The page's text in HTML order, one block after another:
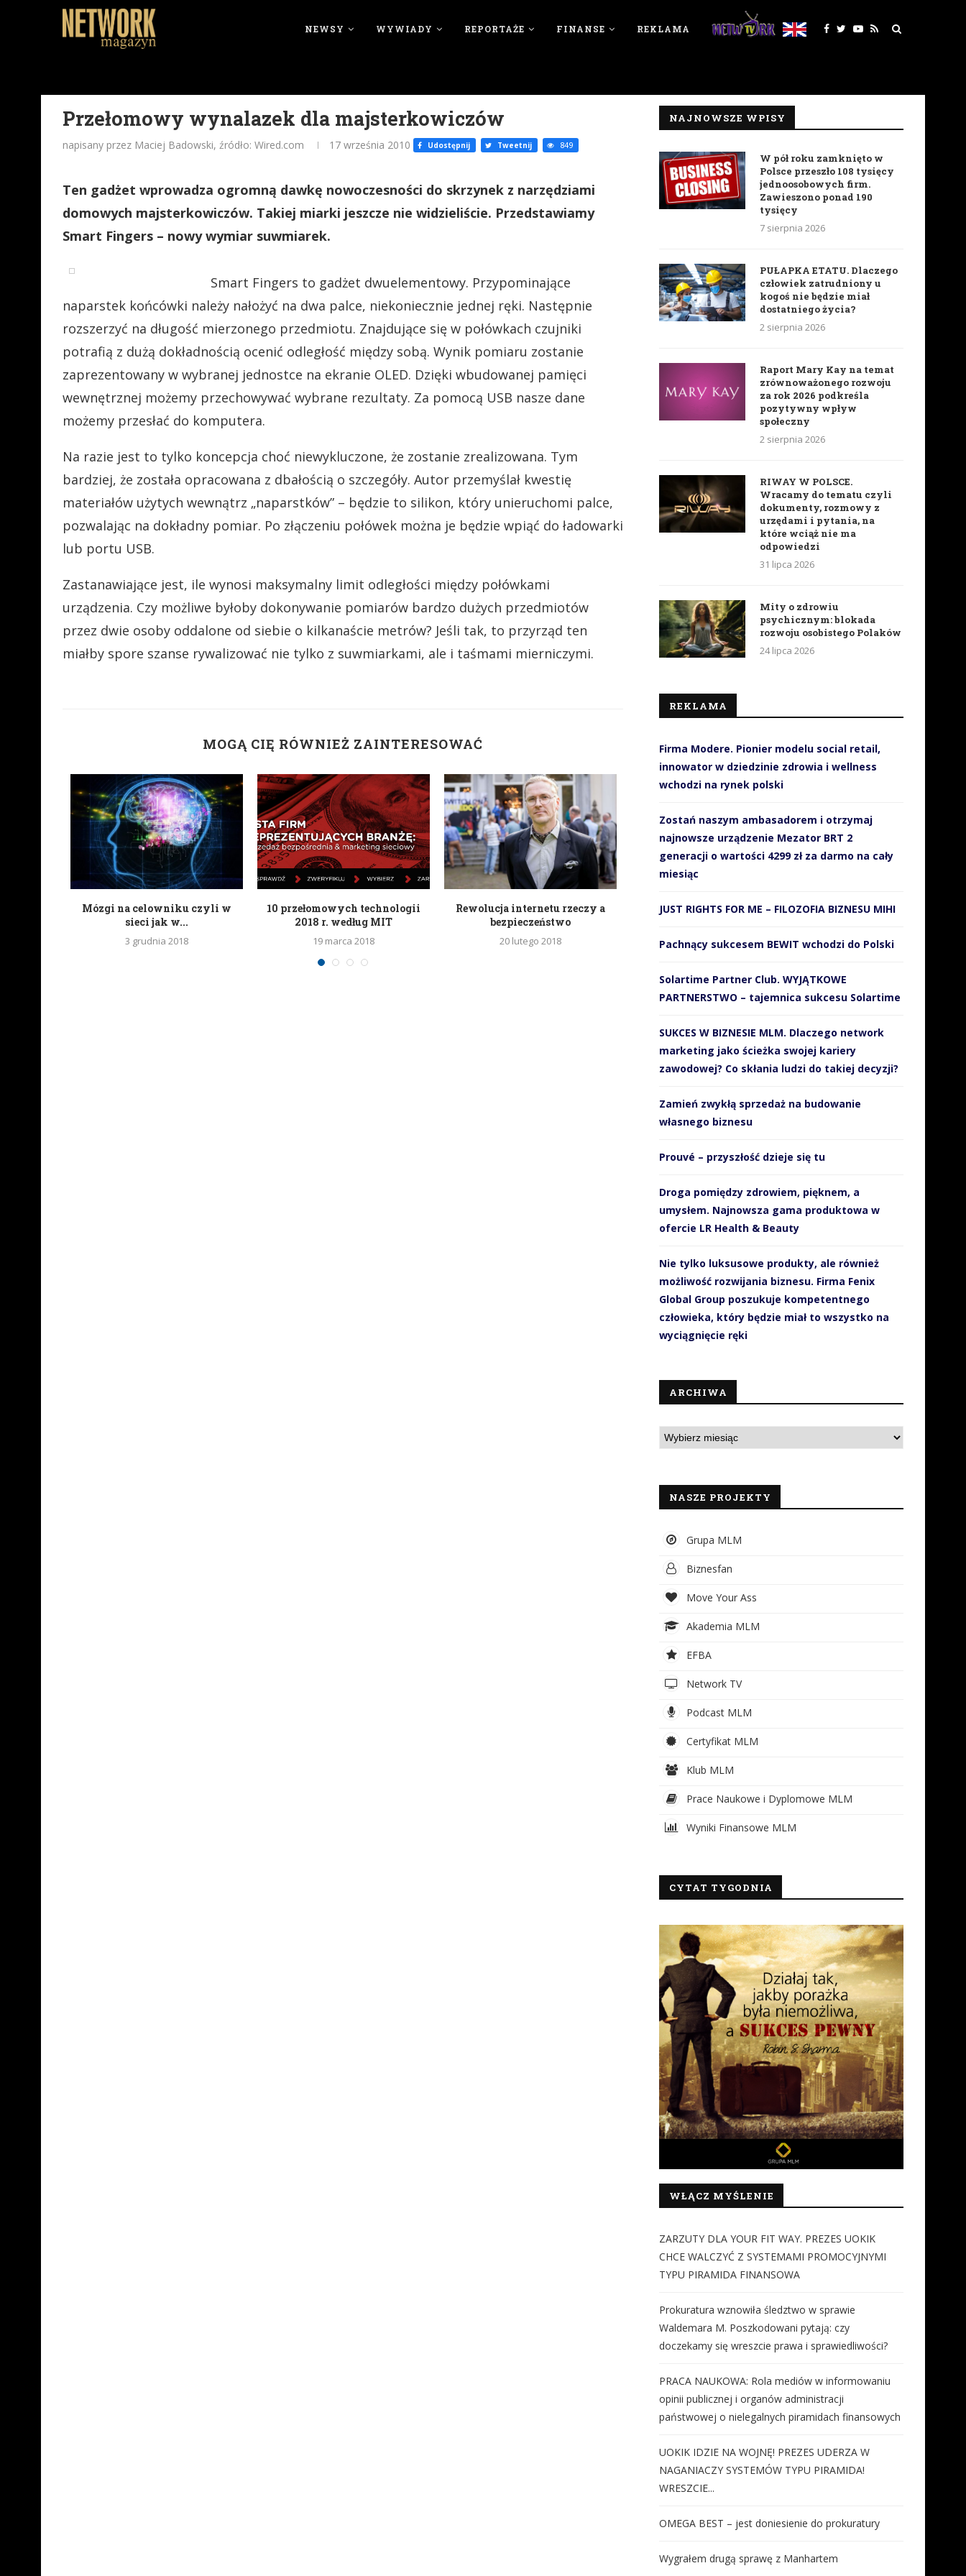
NEWSY WYWIADY REPORTAŻE FINANSE REKLAMA
Przełomowy wynalazek dla majsterkowiczów
napisany przez Maciej Badowski, źródło: Wired.com 17 września 2010 Udostępnij Tweetnij 849
Ten gadżet wprowadza ogromną dawkę nowoczesności do skrzynek z narzędziami
domowych majsterkowiczów. Takiej miarki jeszcze nie widzieliście. Przedstawiamy
Smart Fingers – nowy wymiar suwmiarek.
Smart Fingers to gadżet dwuelementowy. Przypominające
naparstek końcówki należy nałożyć na dwa palce, niekoniecznie jednej ręki. Następnie
rozszerzyć na długość mierzonego przedmiotu. Znajdujące się w połówkach czujniki
potrafią z dużą dokładnością ocenić odległość między sobą. Wynik pomiaru zostanie
zaprezentowany w wybranej jednostce na ekranie OLED. Dzięki wbudowanej pamięci
wewnętrznej możemy przechowywać wybrane rezultaty. Za pomocą USB nasze dane
możemy przesłać do komputera.
Na razie jest to tylko koncepcja choć niewykluczone, że zostanie zrealizowana. Tym
bardziej, że została opracowana z dbałością o szczegóły. Autor przemyślał kwestię
materiałów użytych wewnątrz „naparstków” – będzie to silikon, który unieruchomi palce,
pozwalając na dokładny pomiar. Po złączeniu połówek można je będzie wpiąć do ładowarki
lub portu USB.
Zastanawiające jest, ile wynosi maksymalny limit odległości między połówkami
urządzenia. Czy możliwe byłoby dokonywanie pomiarów bardzo dużych przedmiotów
przez dwie osoby oddalone od siebie o kilkanaście metrów? Jeśli tak, to przyrząd ten
miałby spore szanse rywalizować nie tylko z suwmiarkami, ale i taśmami mierniczymi.
MOGĄ CIĘ RÓWNIEŻ ZAINTERESOWAĆ
Mózgi na celowniku czyli w
sieci jak w...
3 grudnia 2018
10 przełomowych technologii
2018 r. według MIT
19 marca 2018
Rewolucja internetu rzeczy a
bezpieczeństwo
20 lutego 2018
Najbardziej luksusowy telewizor
12 listopada 2017
HP DeskJet z systemem
13 czerwca 2017
NAJNOWSZE WPISY
W pół roku zamknięto w
Polsce przeszło 108 tysięcy
jednoosobowych firm.
Zawieszono ponad 190
tysięcy
7 sierpnia 2026
PUŁAPKA ETATU. Dlaczego
człowiek zatrudniony u
kogoś nie będzie miał
dostatniego życia?
2 sierpnia 2026
Raport Mary Kay na temat
zrównoważonego rozwoju
za rok 2026 podkreśla
pozytywny wpływ
społeczny
2 sierpnia 2026
RIWAY W POLSCE.
Wracamy do tematu czyli
dokumenty, rozmowy z
urzędami i pytania, na
które wciąż nie ma
odpowiedzi
31 lipca 2026
Mity o zdrowiu
psychicznym: blokada
rozwoju osobistego Polaków
24 lipca 2026
REKLAMA
Firma Modere. Pionier modelu social retail,
innowator w dziedzinie zdrowia i wellness
wchodzi na rynek polski
Zostań naszym ambasadorem i otrzymaj
najnowsze urządzenie Mezator BRT 2
generacji o wartości 4299 zł za darmo na cały
miesiąc
JUST RIGHTS FOR ME – FILOZOFIA BIZNESU MIHI
Pachnący sukcesem BEWIT wchodzi do Polski
Solartime Partner Club. WYJĄTKOWE
PARTNERSTWO – tajemnica sukcesu Solartime
SUKCES W BIZNESIE MLM. Dlaczego network
marketing jako ścieżka swojej kariery
zawodowej? Co skłania ludzi do takiej decyzji?
Zamień zwykłą sprzedaż na budowanie
własnego biznesu
Prouvé – przyszłość dzieje się tu
Droga pomiędzy zdrowiem, pięknem, a
umysłem. Najnowsza gama produktowa w
ofercie LR Health & Beauty
Nie tylko luksusowe produkty, ale również
możliwość rozwijania biznesu. Firma Fenix
Global Group poszukuje kompetentnego
człowieka, który będzie miał to wszystko na
wyciągnięcie ręki
ARCHIWA
NASZE PROJEKTY
Grupa MLM
Biznesfan
Move Your Ass
Akademia MLM
EFBA
Network TV
Podcast MLM
Certyfikat MLM
Klub MLM
Prace Naukowe i Dyplomowe MLM
Wyniki Finansowe MLM
CYTAT TYGODNIA
WŁĄCZ MYŚLENIE
ZARZUTY DLA YOUR FIT WAY. PREZES UOKIK
CHCE WALCZYĆ Z SYSTEMAMI PROMOCYJNYMI
TYPU PIRAMIDA FINANSOWA
Prokuratura wznowiła śledztwo w sprawie
Waldemara M. Poszkodowani pytają: czy
doczekamy się wreszcie prawa i sprawiedliwości?
PRACA NAUKOWA: Rola mediów w informowaniu
opinii publicznej i organów administracji
państwowej o nielegalnych piramidach finansowych
UOKIK IDZIE NA WOJNĘ! PREZES UDERZA W
NAGANIACZY SYSTEMÓW TYPU PIRAMIDA!
WRESZCIE...
OMEGA BEST – jest doniesienie do prokuratury
Wygrałem drugą sprawę z Manhartem